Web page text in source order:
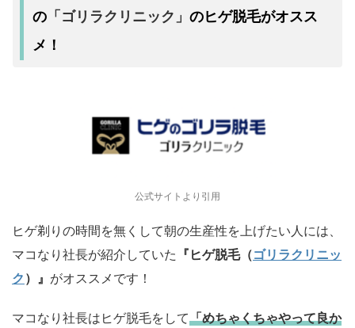
の 「ゴリラクリニック」のヒゲ脱毛がオスス
メ！
公式サイトより引用
ヒゲ剃りの時間を無くして朝の生産性を上げたい人には、
マコなり社長が紹介していた 『ヒゲ脱毛（ゴリラクリニッ
ク ）』 がオススメです！
マコなり社長はヒゲ脱毛をして「めちゃくちゃやって良か